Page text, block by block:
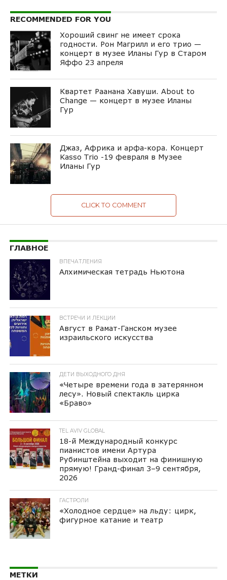
RECOMMENDED FOR YOU
Хороший свинг не имеет срока
годности. Рон Магрилл и его трио —
концерт в музее Иланы Гур в Старом
Яффо 23 апреля
Квартет Раанана Хавуши. About to
Change — концерт в музее Иланы
Гур
Джаз, Африка и арфа-кора. Концерт
Kasso Trio -19 февраля в Музее
Иланы Гур
CLICK TO COMMENT
ГЛАВНОЕ
ВПЕЧАТЛЕНИЯ
Алхимическая тетрадь Ньютона
ВСТРЕЧИ И ЛЕКЦИИ
Август в Рамат-Ганском музее
израильского искусства
ДЕТИ ВЫХОДНОГО ДНЯ
«Четыре времени года в затерянном
лесу». Новый спектакль цирка
«Браво»
TEL AVIV GLOBAL
18-й Международный конкурс
пианистов имени Артура
Рубинштейна выходит на финишную
прямую! Гранд-финал 3–9 сентября,
2026
ГАСТРОЛИ
«Холодное сердце» на льду: цирк,
фигурное катание и театр
МЕТКИ